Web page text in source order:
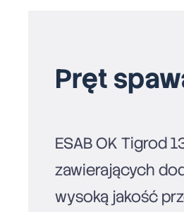
Pręt
ESAB OK Tigrod
zawierających
wysoką jakość